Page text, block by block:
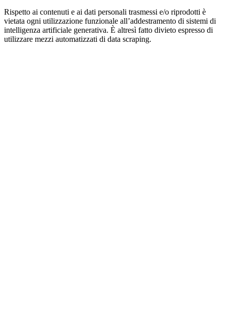
Rispetto ai contenuti e ai dati personali trasmessi e/o riprodotti è
vietata ogni utilizzazione funzionale all’addestramento di sistemi di
intelligenza artificiale generativa. È altresì fatto divieto espresso di
utilizzare mezzi automatizzati di data scraping.